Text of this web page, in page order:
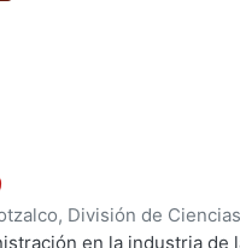
División de
de Realización,1999
en la industria de